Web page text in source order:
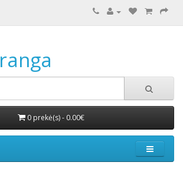
0 prekė(s) - 0.00€